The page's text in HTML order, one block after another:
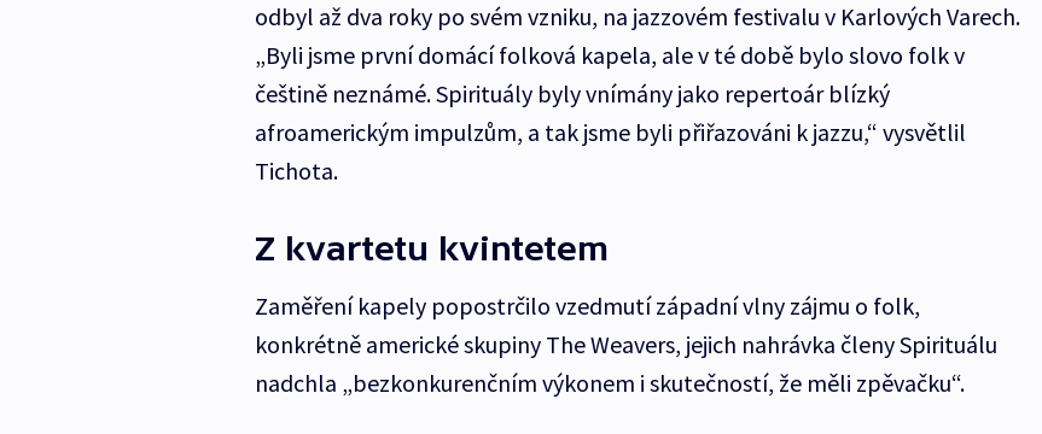
odbyl až dva roky po svém vzniku, na jazzovém festivalu v Karlových Varech.
„Byli jsme první domácí folková kapela, ale v té době bylo slovo folk v
češtině neznámé. Spirituály byly vnímány jako repertoár blízký
afroamerickým impulzům, a tak jsme byli přiřazováni k jazzu,“ vysvětlil
Tichota.
Z kvartetu kvintetem
Zaměření kapely popostrčilo vzedmutí západní vlny zájmu o folk,
konkrétně americké skupiny The Weavers, jejich nahrávka členy Spirituálu
nadchla „bezkonkurenčním výkonem i skutečností, že měli zpěvačku“.